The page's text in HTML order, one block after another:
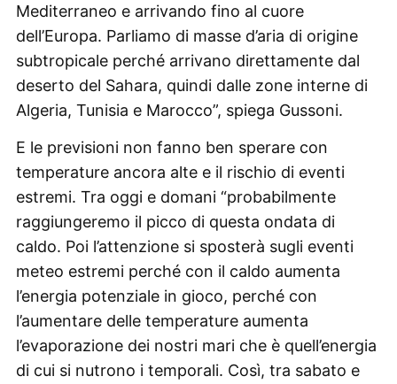
Mediterraneo e arrivando fino al cuore
dell’Europa. Parliamo di masse d’aria di origine
subtropicale perché arrivano direttamente dal
deserto del Sahara, quindi dalle zone interne di
Algeria, Tunisia e Marocco”, spiega Gussoni.
E le previsioni non fanno ben sperare con
temperature ancora alte e il rischio di eventi
estremi. Tra oggi e domani “probabilmente
raggiungeremo il picco di questa ondata di
caldo. Poi l’attenzione si sposterà sugli eventi
meteo estremi perché con il caldo aumenta
l’energia potenziale in gioco, perché con
l’aumentare delle temperature aumenta
l’evaporazione dei nostri mari che è quell’energia
di cui si nutrono i temporali. Così, tra sabato e